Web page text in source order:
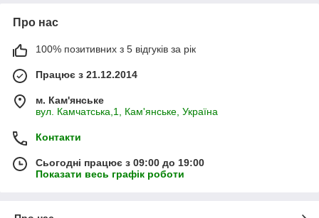
Про нас
100% позитивних з 5 відгуків за рік
Працює з 21.12.2014
м. Кам'янське
вул. Камчатська,1, Кам'янське, Україна
Контакти
Сьогодні працює з 09:00 до 19:00
Показати весь графік роботи